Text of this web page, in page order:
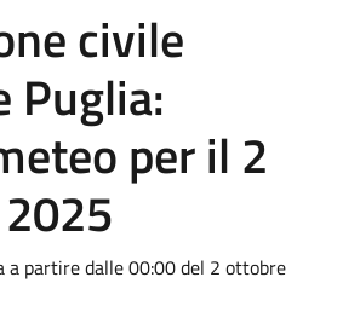
civile
Puglia:
per il 2
a partire dalle 00:00 del 2 ottobre